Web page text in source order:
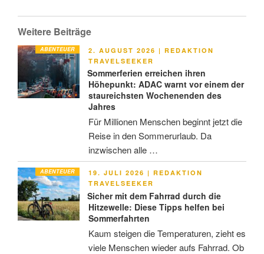
Weitere Beiträge
ABENTEUER
VERÖFFENTLICHT
AM
2. AUGUST 2026 | REDAKTION
TRAVELSEEKER
Sommerferien erreichen ihren
Höhepunkt: ADAC warnt vor einem der
staureichsten Wochenenden des
Jahres
Für Millionen Menschen beginnt jetzt die
Reise in den Sommerurlaub. Da
inzwischen alle …
ABENTEUER
VERÖFFENTLICHT
AM
19. JULI 2026 | REDAKTION
TRAVELSEEKER
Sicher mit dem Fahrrad durch die
Hitzewelle: Diese Tipps helfen bei
Sommerfahrten
Kaum steigen die Temperaturen, zieht es
viele Menschen wieder aufs Fahrrad. Ob